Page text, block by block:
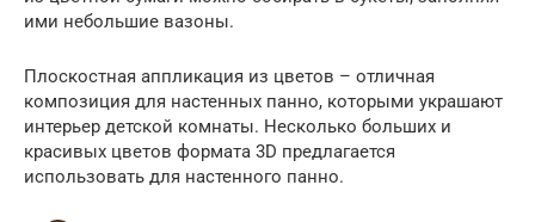
ими небольшие вазоны.
Плоскостная аппликация из цветов – отличная
композиция для настенных панно, которыми украшают
интерьер детской комнаты. Несколько больших и
красивых цветов формата 3D предлагается
использовать для настенного панно.